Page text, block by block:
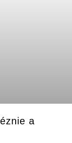
a